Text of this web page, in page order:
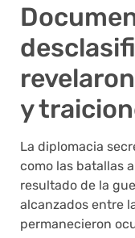
y
La diplomacia
como las batallas
resultado de la
alcanzados entre
permanecieron